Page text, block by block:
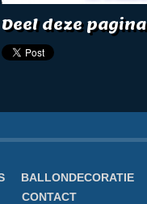
Deel deze pagina
BALLONDECORATIE
CONTACT